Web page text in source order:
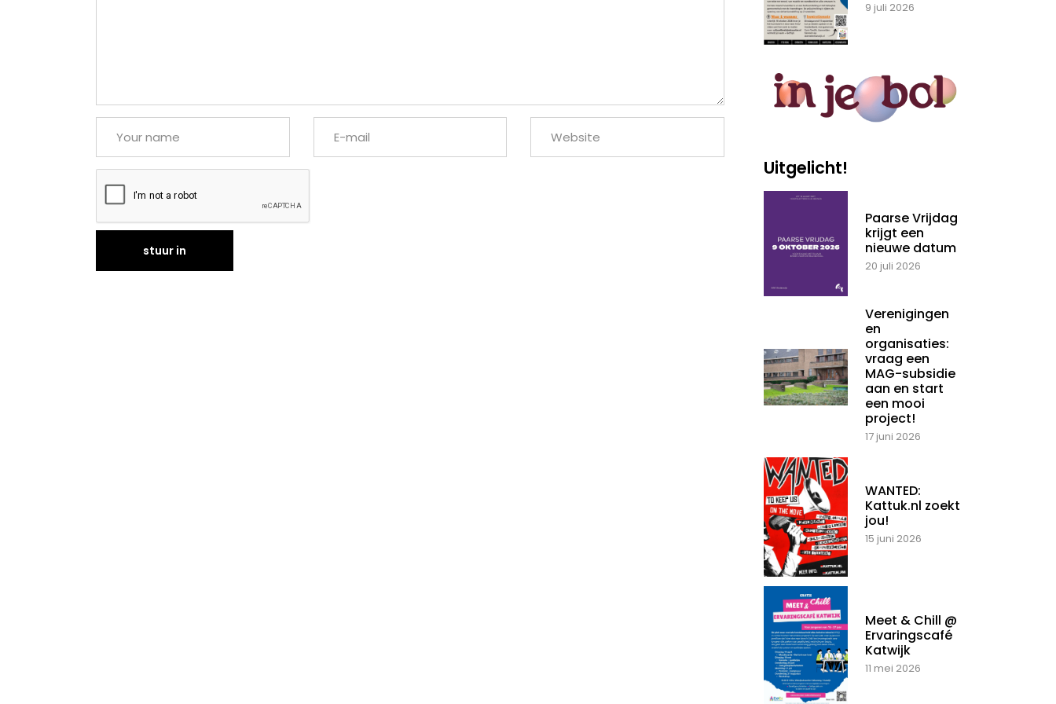
9 juli 2026
Uitgelicht!
Paarse Vrijdag
krijgt een
nieuwe datum
20 juli 2026
Verenigingen
en
organisaties:
vraag een
MAG-subsidie
aan en start
een mooi
project!
17 juni 2026
WANTED:
Kattuk.nl zoekt
jou!
15 juni 2026
Meet & Chill @
Ervaringscafé
Katwijk
11 mei 2026